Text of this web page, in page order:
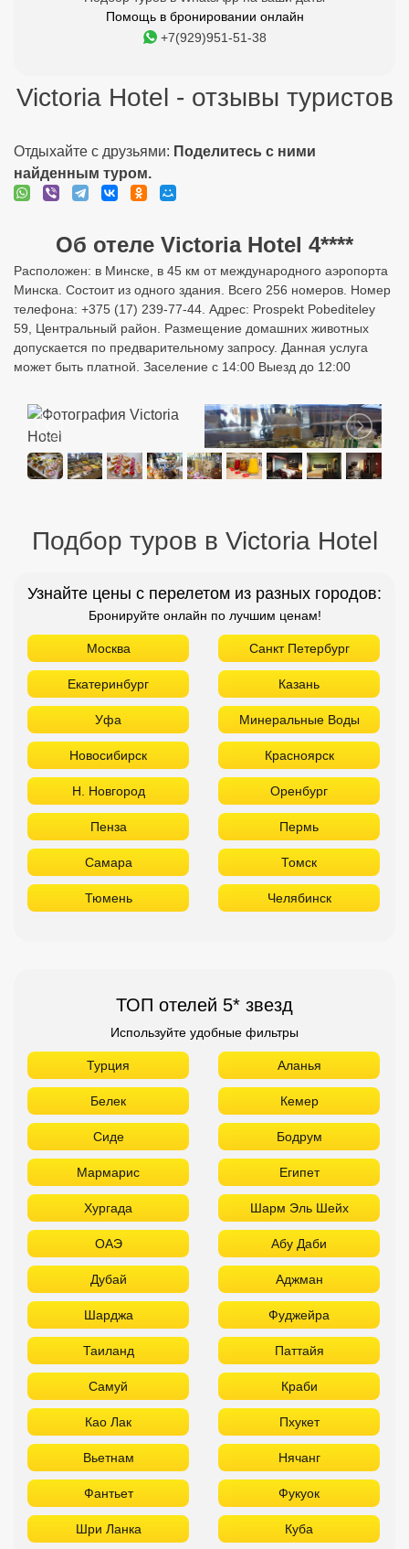
Помощь в бронировании онлайн
+7(929)951-51-38
Victoria Hotel - отзывы туристов
Отдыхайте с друзьями: Поделитесь с ними
найденным туром.
Об отеле Victoria Hotel 4****
Расположен: в Минске, в 45 км от международного аэропорта
Минска. Состоит из одного здания. Всего 256 номеров. Номер
телефона: +375 (17) 239-77-44. Адрес: Prospekt Pobediteley
59, Центральный район. Размещение домашних животных
допускается по предварительному запросу. Данная услуга
может быть платной. Заселение с 14:00 Выезд до 12:00
Подбор туров в Victoria Hotel
Узнайте цены с перелетом из разных городов:
Бронируйте онлайн по лучшим ценам!
Москва Санкт Петербург
Екатеринбург Казань
Уфа Минеральные Воды
Новосибирск Красноярск
Н. Новгород Оренбург
Пенза Пермь
Самара Томск
Тюмень Челябинск
ТОП отелей 5* звезд
Используйте удобные фильтры
Турция Аланья
Белек Кемер
Сиде Бодрум
Мармарис Египет
Хургада Шарм Эль Шейх
ОАЭ Абу Даби
Дубай Аджман
Шарджа Фуджейра
Таиланд Паттайя
Самуй Краби
Као Лак Пхукет
Вьетнам Нячанг
Фантьет Фукуок
Шри Ланка Куба